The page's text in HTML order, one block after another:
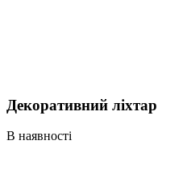
Декоративний ліхтар
В наявності